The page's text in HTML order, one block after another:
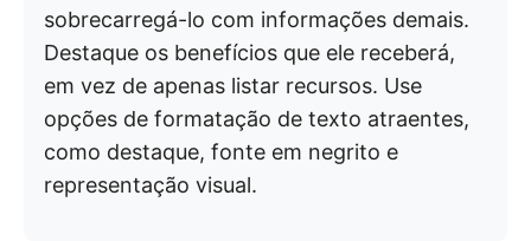
sobrecarregá-lo com informações demais.
Destaque os benefícios que ele receberá,
em vez de apenas listar recursos. Use
opções de formatação de texto atraentes,
como destaque, fonte em negrito e
representação visual.